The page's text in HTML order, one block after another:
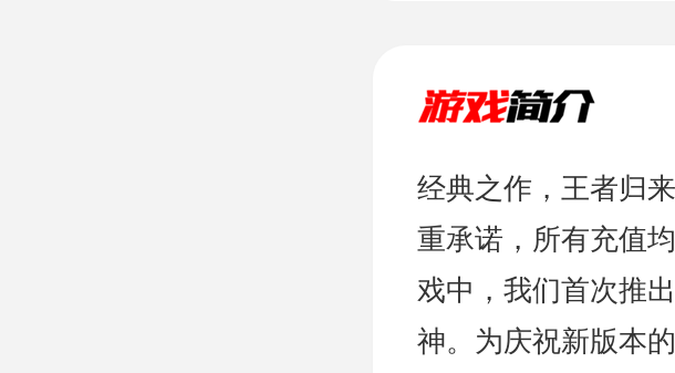
经典之作，王者归
重承诺，所有充值
戏中，我们首次推
神。为庆祝新版本